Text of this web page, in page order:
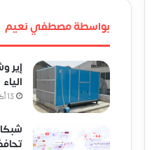
بواسطة مصطفي نعيم
إير
الياء
13 أكتوبر، 2025